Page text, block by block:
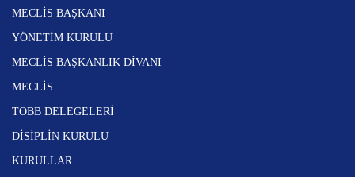
MECLİS BAŞKANI
YÖNETİM KURULU
MECLİS BAŞKANLIK DİVANI
MECLİS
TOBB DELEGELERİ
DİSİPLİN KURULU
KURULLAR